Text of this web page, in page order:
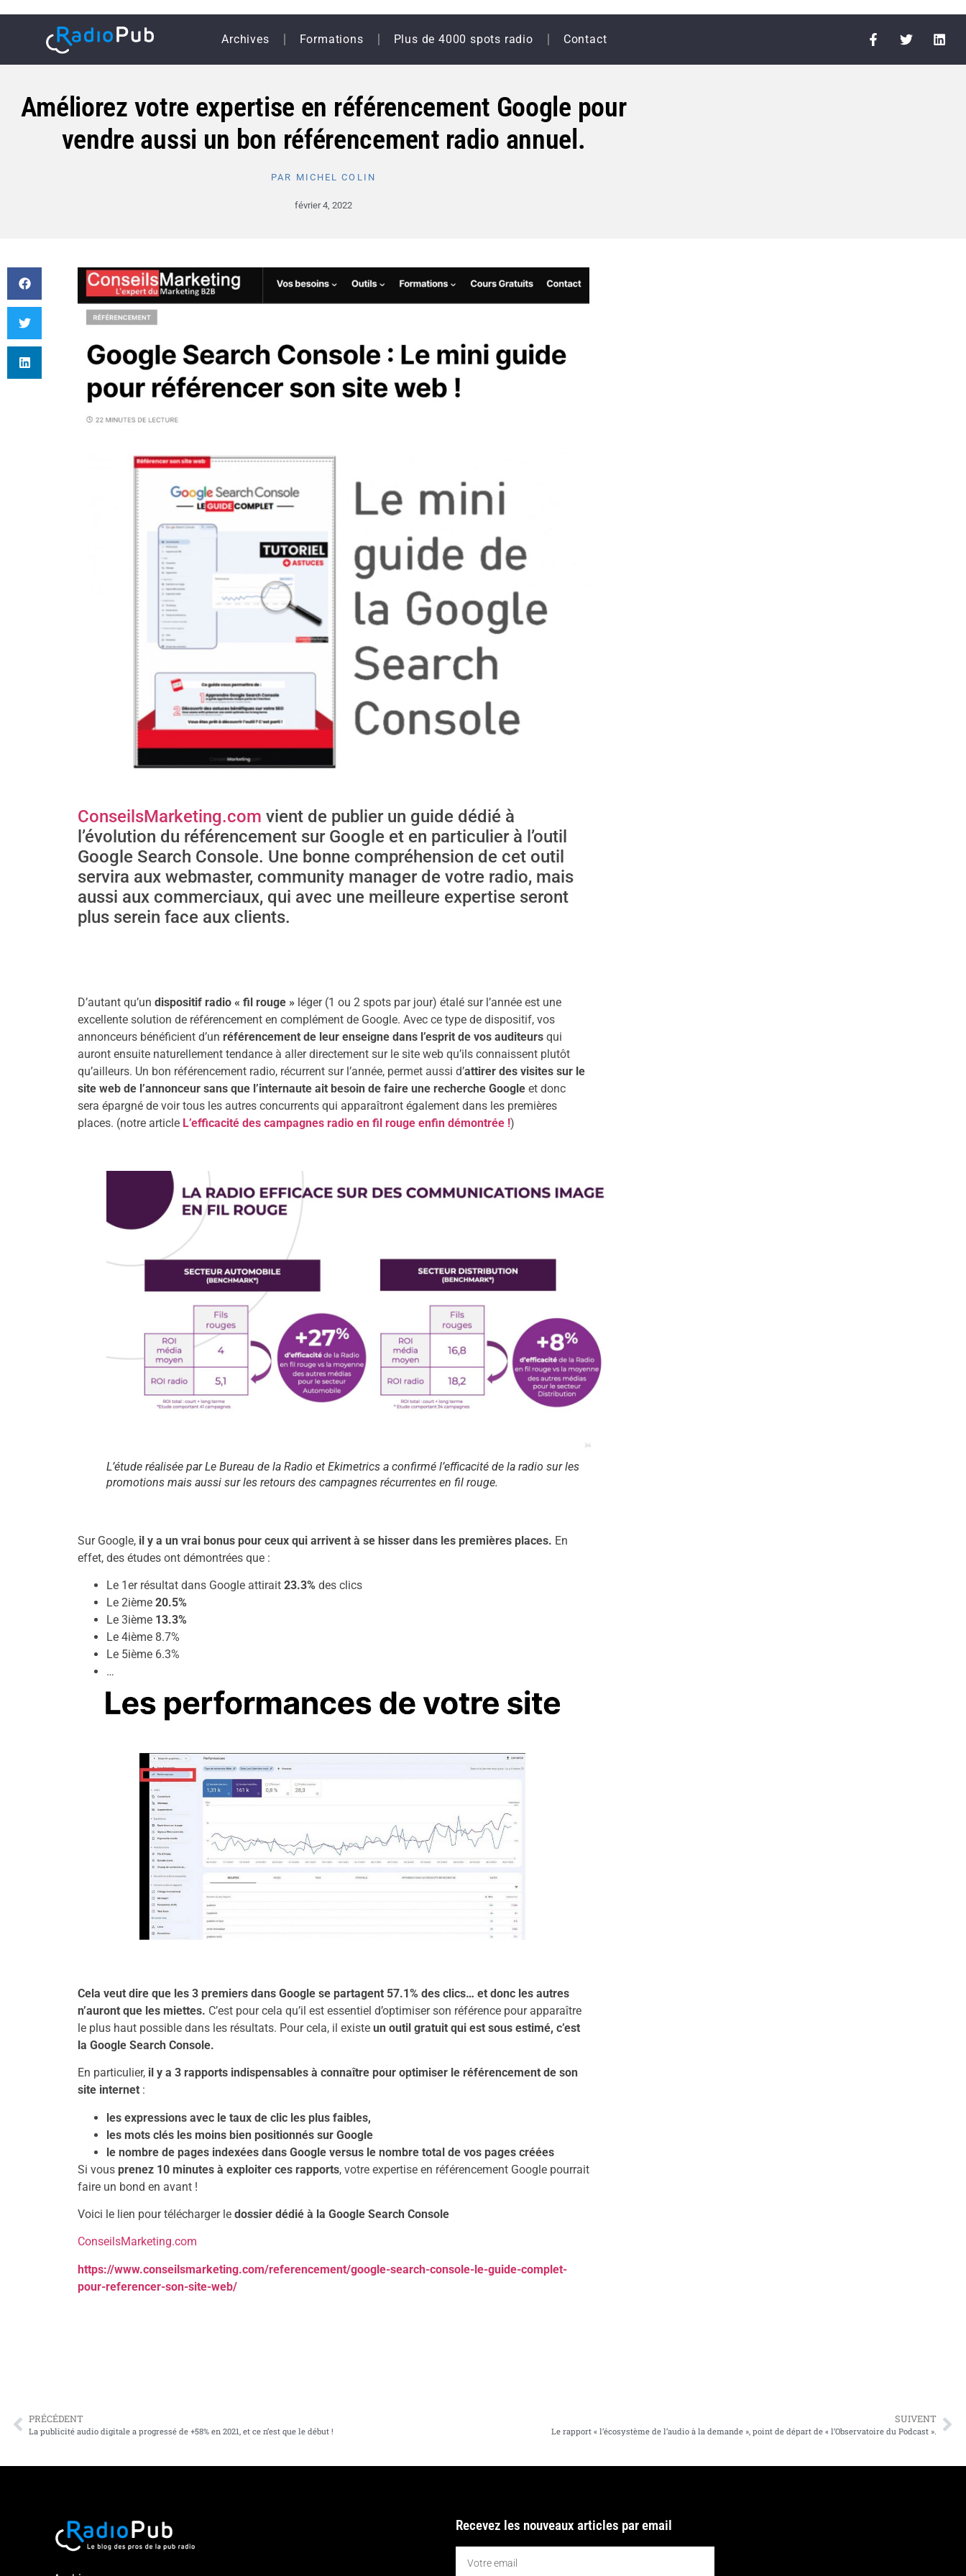
Archives Formations Plus de 4000 spots radio Contact
Améliorez votre expertise en référencement Google pour
vendre aussi un bon référencement radio annuel.
PAR MICHEL COLIN
février 4, 2022
ConseilsMarketing.com vient de publier un guide dédié à
l’évolution du référencement sur Google et en particulier à l’outil
Google Search Console. Une bonne compréhension de cet outil
servira aux webmaster, community manager de votre radio, mais
aussi aux commerciaux, qui avec une meilleure expertise seront
plus serein face aux clients.
D’autant qu’un dispositif radio « fil rouge » léger (1 ou 2 spots par jour) étalé sur l’année est une
excellente solution de référencement en complément de Google. Avec ce type de dispositif, vos
annonceurs bénéficient d’un référencement de leur enseigne dans l’esprit de vos auditeurs qui
auront ensuite naturellement tendance à aller directement sur le site web qu’ils connaissent plutôt
qu’ailleurs. Un bon référencement radio, récurrent sur l’année, permet aussi d’attirer des visites sur le
site web de l’annonceur sans que l’internaute ait besoin de faire une recherche Google et donc
sera épargné de voir tous les autres concurrents qui apparaîtront également dans les premières
places. (notre article L’efficacité des campagnes radio en fil rouge enfin démontrée !)
L’étude réalisée par Le Bureau de la Radio et Ekimetrics a confirmé l’efficacité de la radio sur les
promotions mais aussi sur les retours des campagnes récurrentes en fil rouge.
Sur Google, il y a un vrai bonus pour ceux qui arrivent à se hisser dans les premières places. En
effet, des études ont démontrées que :
Le 1er résultat dans Google attirait 23.3% des clics
Le 2ième 20.5%
Le 3ième 13.3%
Le 4ième 8.7%
Le 5ième 6.3%
…
Cela veut dire que les 3 premiers dans Google se partagent 57.1% des clics… et donc les autres
n’auront que les miettes. C’est pour cela qu’il est essentiel d’optimiser son référence pour apparaître
le plus haut possible dans les résultats. Pour cela, il existe un outil gratuit qui est sous estimé, c’est
la Google Search Console.
En particulier, il y a 3 rapports indispensables à connaître pour optimiser le référencement de son
site internet :
les expressions avec le taux de clic les plus faibles,
les mots clés les moins bien positionnés sur Google
le nombre de pages indexées dans Google versus le nombre total de vos pages créées
Si vous prenez 10 minutes à exploiter ces rapports, votre expertise en référencement Google pourrait
faire un bond en avant !
Voici le lien pour télécharger le dossier dédié à la Google Search Console
ConseilsMarketing.com
https://www.conseilsmarketing.com/referencement/google-search-console-le-guide-complet-
pour-referencer-son-site-web/
PRÉCÉDENT
La publicité audio digitale a progressé de +58% en 2021, et ce n’est que le début !
SUIVENT
Le rapport « l’écosystème de l’audio à la demande », point de départ de « l’Observatoire du Podcast ».
Recevez les nouveaux articles par email